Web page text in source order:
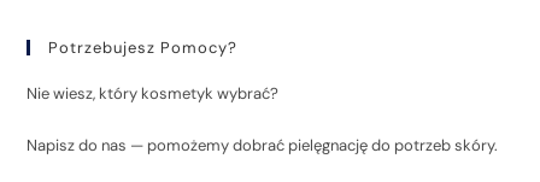
Potrzebujesz Pomocy?
Nie wiesz, który kosmetyk wybrać?
Napisz do nas — pomożemy dobrać pielęgnację do potrzeb skóry.